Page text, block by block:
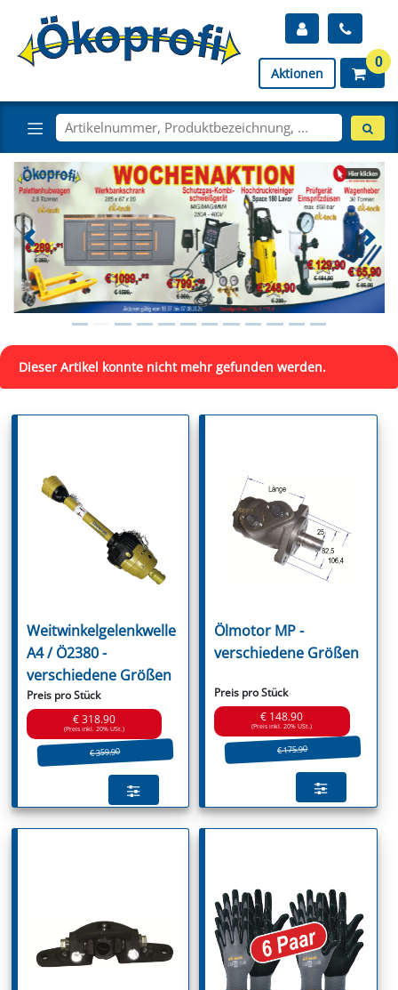
Aktionen
0
Dieser Artikel konnte nicht mehr gefunden werden.
Weitwinkelgelenkwelle
A4 / Ö2380 -
verschiedene Größen
Preis pro Stück
€ 318.90
(Preis inkl. 20% USt.)
€ 359.90
Ölmotor MP -
verschiedene Größen
Preis pro Stück
€ 148.90
(Preis inkl. 20% USt.)
€ 175.90